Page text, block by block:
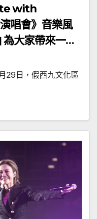
with
唱會》音樂風
29日，假西九文化區